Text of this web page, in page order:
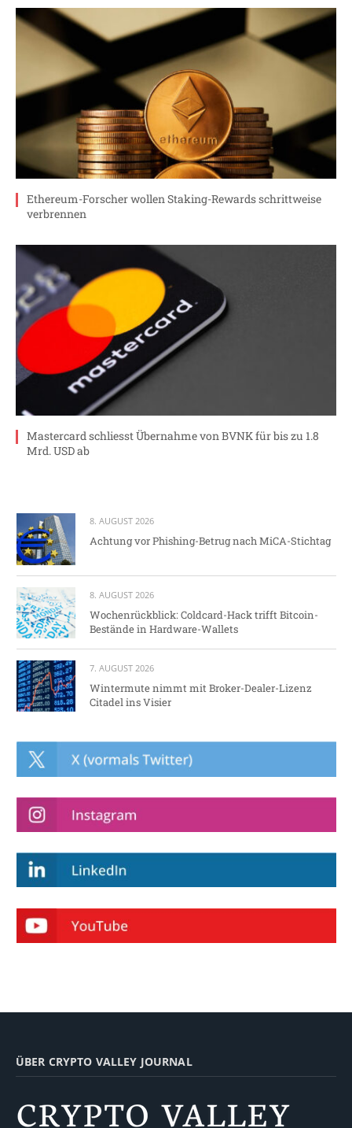
Ethereum-Forscher wollen Staking-Rewards schrittweise
verbrennen
Mastercard schliesst Übernahme von BVNK für bis zu 1.8
Mrd. USD ab
8. AUGUST 2026
Achtung vor Phishing-Betrug nach MiCA-Stichtag
8. AUGUST 2026
Wochenrückblick: Coldcard-Hack trifft Bitcoin-
Bestände in Hardware-Wallets
7. AUGUST 2026
Wintermute nimmt mit Broker-Dealer-Lizenz
Citadel ins Visier
ÜBER CRYPTO VALLEY JOURNAL